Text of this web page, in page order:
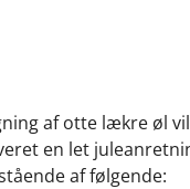
af otte lækre øl
en let
af følgende: